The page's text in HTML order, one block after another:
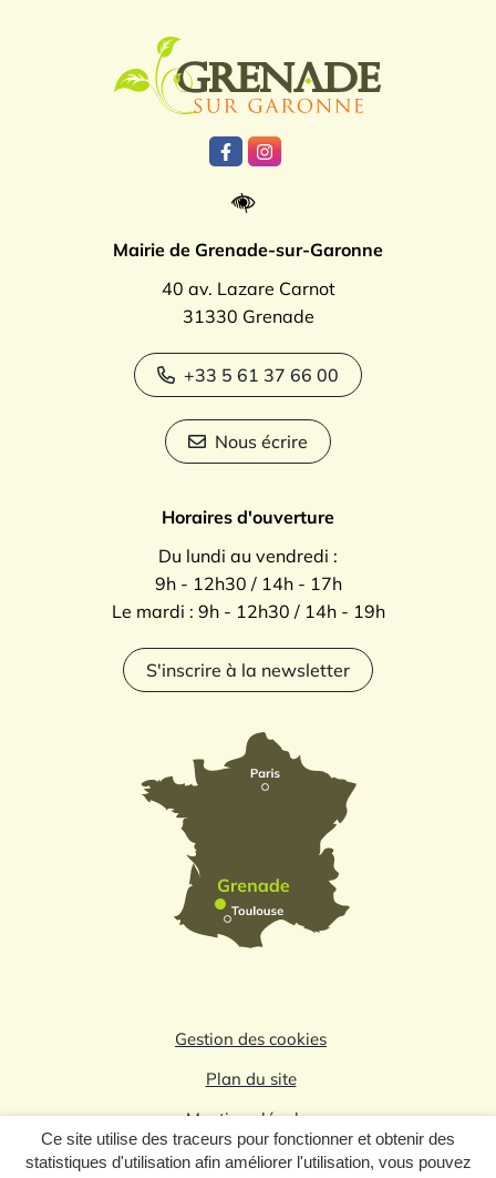
Ce site utilise des traceurs pour fonctionner et obtenir des
statistiques d'utilisation afin améliorer l'utilisation, vous pouvez
Lien vers le compte Facebook
Lien vers le compte
Mairie de Grenade-sur-Garonne
40 av. Lazare Carnot
31330 Grenade
+33 5 61 37 66 00
Nous écrire
Horaires d'ouverture
Du lundi au vendredi :
9h - 12h30 / 14h - 17h
Le mardi : 9h - 12h30 / 14h - 19h
S'inscrire à la newsletter
Gestion des cookies
Plan du site
Mentions légales
Politique de confidentialité